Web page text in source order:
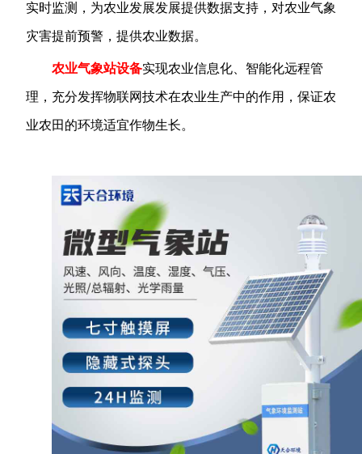
实时监测，为农业发展发展提供数据支持，对农业气象
灾害提前预警，提供农业数据。
农业气象站设备实现农业信息化、智能化远程管
理，充分发挥物联网技术在农业生产中的作用，保证农
业农田的环境适宜作物生长。